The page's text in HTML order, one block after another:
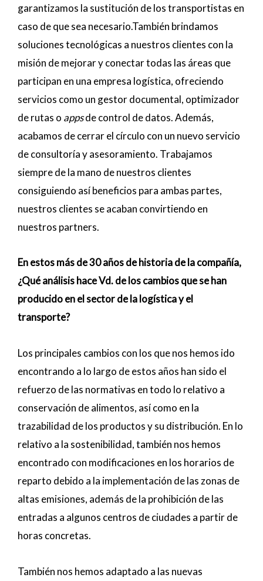
garantizamos la sustitución de los transportistas en
caso de que sea necesario.También brindamos
soluciones tecnológicas a nuestros clientes con la
misión de mejorar y conectar todas las áreas que
participan en una empresa logística, ofreciendo
servicios como un gestor documental, optimizador
de rutas o appsde control de datos. Además,
acabamos de cerrar el círculo con un nuevo servicio
de consultoría y asesoramiento. Trabajamos
siempre de la mano de nuestros clientes
consiguiendo así beneficios para ambas partes,
nuestros clientes se acaban convirtiendo en
nuestros partners.
En estos más de 30 años de historia de la compañía,
¿Qué análisis hace Vd. de los cambios que se han
producido en el sector de la logística y el
transporte?
Los principales cambios con los que nos hemos ido
encontrando a lo largo de estos años han sido el
refuerzo de las normativas en todo lo relativo a
conservación de alimentos, así como en la
trazabilidad de los productos y su distribución. En lo
relativo a la sostenibilidad, también nos hemos
encontrado con modificaciones en los horarios de
reparto debido a la implementación de las zonas de
altas emisiones, además de la prohibición de las
entradas a algunos centros de ciudades a partir de
horas concretas.
También nos hemos adaptado a las nuevas